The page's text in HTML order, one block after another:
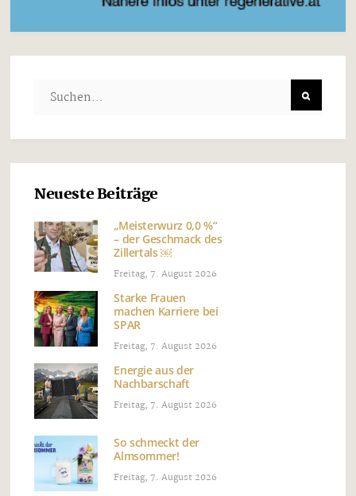
Neueste Beiträge
„Meisterwurz 0,0 %“
– der Geschmack des
Zillertals ￼
Freitag, 7. August 2026
Starke Frauen
machen Karriere bei
SPAR
Freitag, 7. August 2026
Energie aus der
Nachbarschaft
Freitag, 7. August 2026
So schmeckt der
Almsommer!
Freitag, 7. August 2026